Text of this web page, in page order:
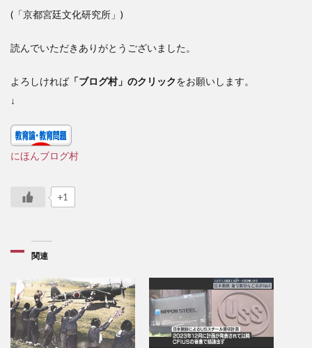
(「京都宮廷文化研究所」)
読んでいただきありがとうございました。
よろしければ 「ブログ村」のクリックをお願いします。
↓
にほんブログ村
+1
関連